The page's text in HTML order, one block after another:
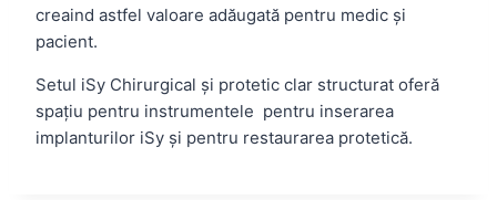
creaind astfel valoare adăugată pentru medic și
pacient.
Setul iSy Chirurgical și protetic clar structurat oferă
spațiu pentru instrumentele pentru inserarea
implanturilor iSy și pentru restaurarea protetică.